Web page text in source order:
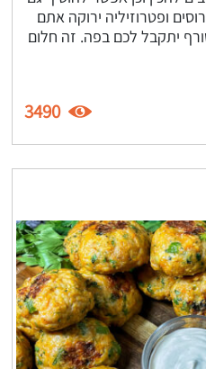
ופטרוזיליה ירוקה אתם
יתקבל לכם בפה. זה חלום
3490